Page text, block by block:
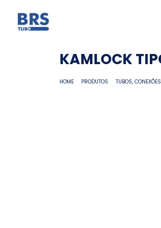
KAMLOCK
HOME PRODUTOS TUBOS,